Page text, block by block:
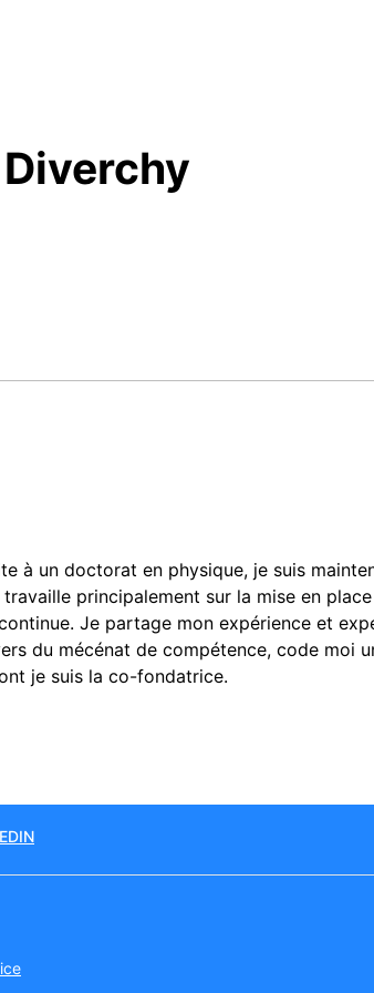
à un doctorat en physique, je suis
principalement sur la mise en
Je partage mon expérience et
du mécénat de compétence, code moi
je suis la co-fondatrice.